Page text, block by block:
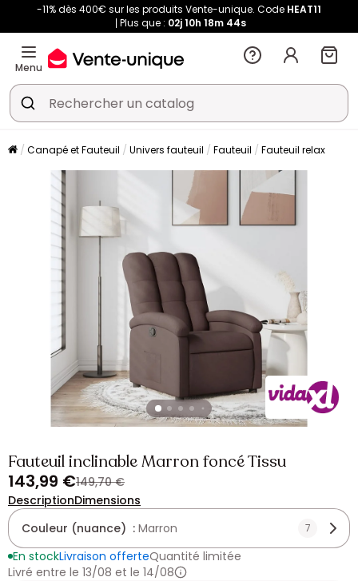
-11% dès 400€ sur les produits Vente-unique. Code HEAT11
Plus que : 02j10h 18m 43s
Menu
Canapé et Fauteuil Univers fauteuil Fauteuil Fauteuil relax
Fauteuil inclinable Marron foncé Tissu
143,99 €149,70 €
DescriptionDimensions
Couleur (nuance) : Marron 7
En stockLivraison offerteQuantité limitée
Livré entre le 13/08 et le 14/08